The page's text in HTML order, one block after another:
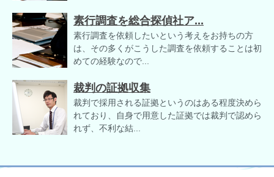
素行調査を総合探偵社ア...
素行調査を依頼したいという考えをお持ちの方
は、その多くがこうした調査を依頼することは初
めての経験なので...
裁判の証拠収集
裁判で採用される証拠というのはある程度決めら
れており、自身で用意した証拠では裁判で認めら
れず、不利な結...